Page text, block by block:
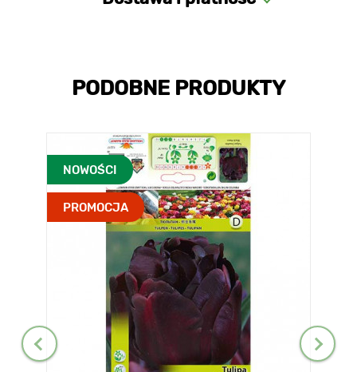
PODOBNE PRODUKTY
NOWOŚCI
PROMOCJA